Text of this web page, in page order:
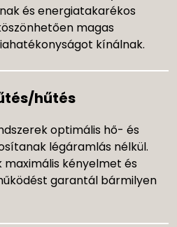
és energiatakarékos
magas
kínálnak.
hűtés
optimális hő- és
légáramlás nélkül.
kényelmet és
garantál bármilyen